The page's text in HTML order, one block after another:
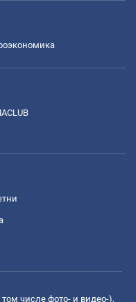
числе фото- и видео-),